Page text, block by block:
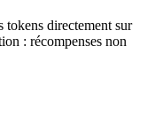
tokens directement sur
: récompenses non